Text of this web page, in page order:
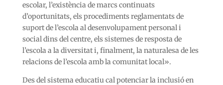
escolar, l’existència de marcs continuats
d’oportunitats, els procediments reglamentats de
suport de l’escola al desenvolupament personal i
social dins del centre, els sistemes de resposta de
l’escola a la diversitat i, finalment, la naturalesa de les
relacions de l’escola amb la comunitat local».
Des del sistema educatiu cal potenciar la inclusió en